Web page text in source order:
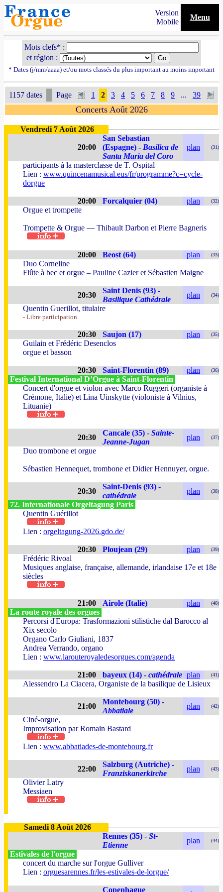
Version
Mobile
Menu
Mots clefs* :
et région :
* Dates (j/mm/aaaa) et/ou mots classés du plus important au moins important
1157 dates Page 1 2 3 4 5 6 7 8 9 ... 39
Concerts Août 2026
Vendredi 7 Août 2026
20:00
San Sebastian
(Espagne) - Basílica de
Santa María del Coro
plan (31)
participants à la masterclasse de T. Ospital
Lien : www.quincenamusical.eus/fr/programme?c=cycle-
dorgue
20:00 Forcalquier (04) plan (32)
Orgue et trompette
Trompette & Orgue — Thibault Darbon et Pierre Bagneris
20:00 Beost (64) plan (33)
Duo Corneline
Flûte à bec et orgue – Pauline Cazier et Sébastien Maigne
20:30
Saint Denis (93) -
Basilique Cathédrale
plan (34)
Quentin Guerillot, titulaire
- Libre participation
20:30 Saujon (17) plan (35)
Guilain et Frédéric Desenclos
orgue et basson
20:30 Saint-Florentin (89) plan (36)
Festival International D’Orgue à Saint-Florentin
Concert d'orgue et violon avec Marco Ruggeri (organiste à
Crémone, Italie) et Lina Uinskytte (violoniste à Vilnius,
Lituanie)
20:30
Cancale (35) - Sainte-
Jeanne-Jugan
plan (37)
Duo trombone et orgue
Sébastien Hennequet, trombone et Didier Hennuyer, orgue.
20:30
Saint-Denis (93) -
cathédrale
plan (38)
72. Internationale Orgeltagung Paris
Quentin Guérillot
Lien : orgeltagung-2026.gdo.de/
20:30 Ploujean (29) plan (39)
Frédéric Rivoal
Musiques anglaise, française, allemande, irlandaise 17e et 18e
siècles
21:00 Airole (Italie) plan (40)
La route royale des orgues
Percorsi d'Europa: Trasformazioni stilistiche dal Barocco al
Xix secolo
Organo Carlo Giuliani, 1837
Andrea Verrando, organo
Lien : www.larouteroyaledesorgues.com/agenda
21:00 bayeux (14) - cathédrale plan (41)
Alessendro La Ciacera, Organiste de la basilique de Lisieux
21:00
Montebourg (50) -
Abbatiale
plan (42)
Ciné-orgue,
Improvisation par Romain Bastard
Lien : www.abbatiades-de-montebourg.fr
22:00
Salzburg (Autriche) -
Franziskanerkirche
plan (43)
Olivier Latry
Messiaen
Samedi 8 Août 2026
Rennes (35) - St-
Etienne
plan (44)
Estivales de l'orgue
concert du marche sur l'orgue Gulliver
Lien : orguesarennes.fr/les-estivales-de-lorgue/
Copenhague